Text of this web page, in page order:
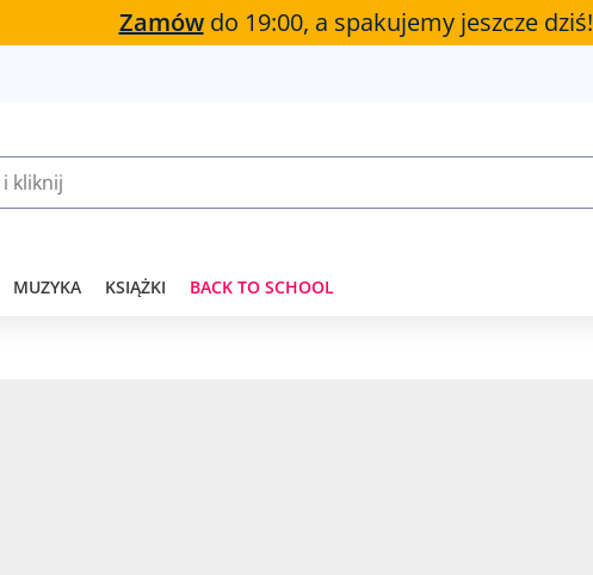
Zamówdo 19:00, a spakujemy jeszcze dziś!
MUZYKA KSIĄŻKI BACK TO SCHOOL